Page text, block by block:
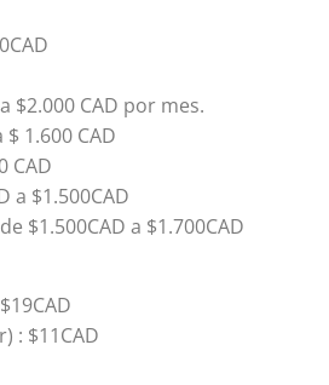
$2.000 CAD por mes.
1.600 CAD
CAD
a $1.500CAD
$1.500CAD a $1.700CAD
: $11CAD